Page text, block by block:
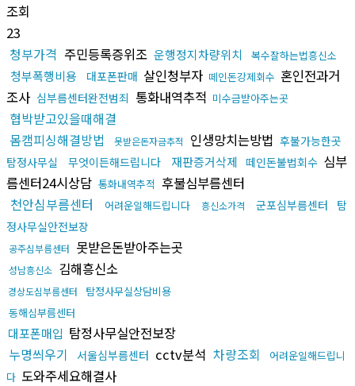
조회
23
청부가격 주민등록증위조 운행정지차량위치 복수잘하는법흥신소
청부폭행비용 대포폰판매 살인청부자 떼인돈강제회수 혼인전과거
조사 심부름센터완전범죄 통화내역추적 미수금받아주는곳
협박받고있을때해결
몸캠피싱해결방법
못받은돈자금추적 인생망치는방법 후불가능한곳
탐정사무실
무엇이든해드립니다 재판증거삭제 떼인돈불법회수 심부
름센터24시상담 통화내역추적 후불심부름센터
천안심부름센터
어려운일해드립니다 흥신소가격 군포심부름센터
탐
정사무실안전보장
공주심부름센터 못받은돈받아주는곳
성남흥신소 김해흥신소
경상도심부름센터
탐정사무실상담비용
동해심부름센터
대포폰매입 탐정사무실안전보장
누명씌우기
서울심부름센터 cctv분석 차량조회
어려운일해드립니
다 도와주세요해결사